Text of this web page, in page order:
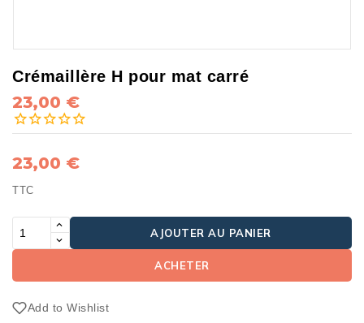
Crémaillère H pour mat carré
23,00 €
23,00 €
TTC
AJOUTER AU PANIER
ACHETER
Add to Wishlist